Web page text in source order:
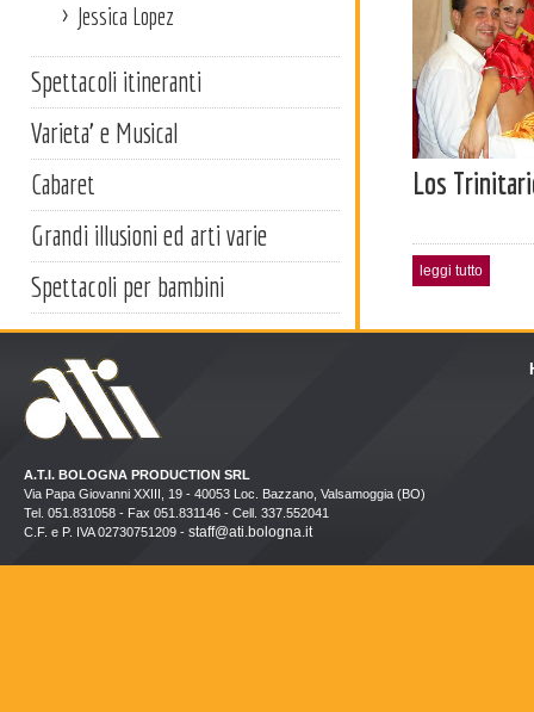
Jessica Lopez
Spettacoli itineranti
Varieta' e Musical
Cabaret
Grandi illusioni ed arti varie
Spettacoli per bambini
Los
leggi tutto
A.T.I. BOLOGNA PRODUCTION SRL
Via Papa Giovanni XXIII, 19 - 40053 Loc. Bazzano, Valsamoggia (BO)
Tel. 051.831058 - Fax 051.831146 - Cell. 337.552041
C.F. e P. IVA 02730751209 - staff@ati.bologna.it